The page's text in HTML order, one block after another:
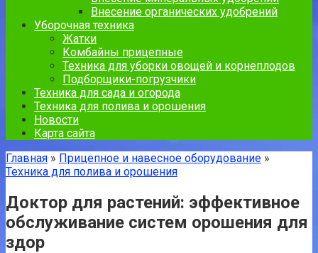
Внесение органических удобрений
Уборочная техника
Жатки
Комбайны прицепные
Техника для уборки овощей и корнеплодов
Подборщики-погрузчики
Техника для сада и огорода
Техника для полива и орошения
Новости
Карта сайта
Главная » Прицепное и навесное оборудование »
Техника для полива и орошения
Доктор для растений: эффективное
обслуживание систем орошения для
здор